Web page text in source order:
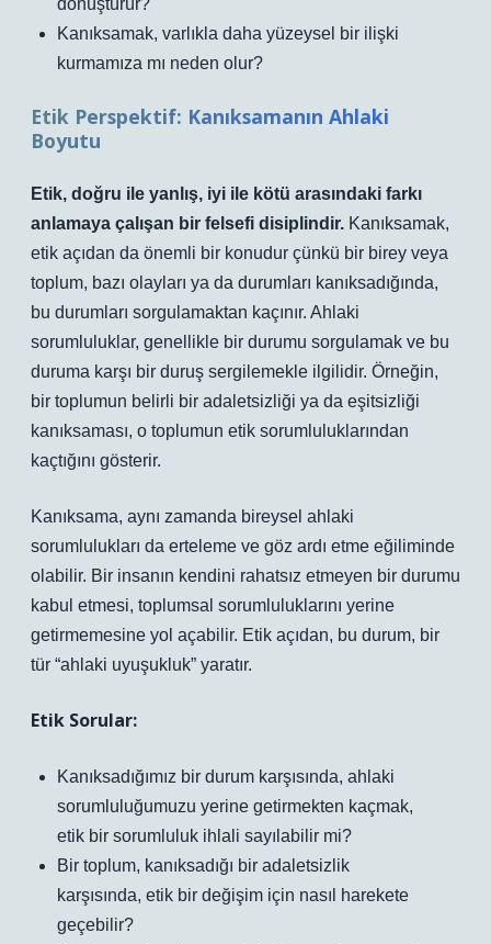
dönüştürür?
Kanıksamak, varlıkla daha yüzeysel bir ilişki
kurmamıza mı neden olur?
Etik Perspektif: Kanıksamanın Ahlaki
Boyutu
Etik, doğru ile yanlış, iyi ile kötü arasındaki farkı
anlamaya çalışan bir felsefi disiplindir. Kanıksamak,
etik açıdan da önemli bir konudur çünkü bir birey veya
toplum, bazı olayları ya da durumları kanıksadığında,
bu durumları sorgulamaktan kaçınır. Ahlaki
sorumluluklar, genellikle bir durumu sorgulamak ve bu
duruma karşı bir duruş sergilemekle ilgilidir. Örneğin,
bir toplumun belirli bir adaletsizliği ya da eşitsizliği
kanıksaması, o toplumun etik sorumluluklarından
kaçtığını gösterir.
Kanıksama, aynı zamanda bireysel ahlaki
sorumlulukları da erteleme ve göz ardı etme eğiliminde
olabilir. Bir insanın kendini rahatsız etmeyen bir durumu
kabul etmesi, toplumsal sorumluluklarını yerine
getirmemesine yol açabilir. Etik açıdan, bu durum, bir
tür “ahlaki uyuşukluk” yaratır.
Etik Sorular:
Kanıksadığımız bir durum karşısında, ahlaki
sorumluluğumuzu yerine getirmekten kaçmak,
etik bir sorumluluk ihlali sayılabilir mi?
Bir toplum, kanıksadığı bir adaletsizlik
karşısında, etik bir değişim için nasıl harekete
geçebilir?